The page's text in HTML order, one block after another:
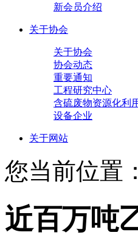
新会员介绍
关于协会
关于协会
协会动态
重要通知
工程研究中心
含硫废物资源化利
设备企业
关于网站
您当前位置
近百万吨